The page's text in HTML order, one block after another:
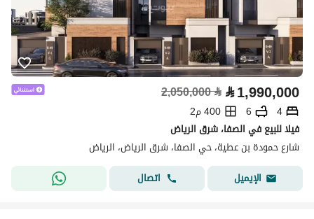
⃁1,990,000
⃁
2,050,000
4
6
400 م2
فيلا للبيع في الصفا، شرق الرياض
شارع حمودة بن عطية، حي الصفا، شرق الرياض، الرياض
الإيميل
اتصال